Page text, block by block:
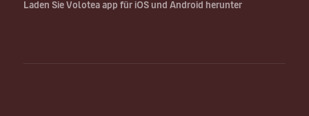
Laden Sie Volotea app für iOS und Android herunter